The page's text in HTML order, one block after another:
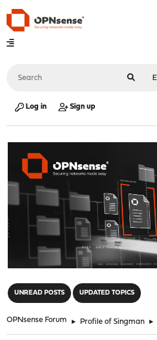
Log in Sign up
UNREAD POSTS UPDATED TOPICS
OPNsense Forum ► Profile of Singman ►